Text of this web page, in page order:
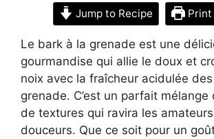
Jump to Recipe Print
Le bark à la grenade est une
gourmandise qui allie le doux et
noix avec la fraîcheur acidulée
grenade. C’est un parfait
de textures qui ravira les
douceurs. Que ce soit pour un